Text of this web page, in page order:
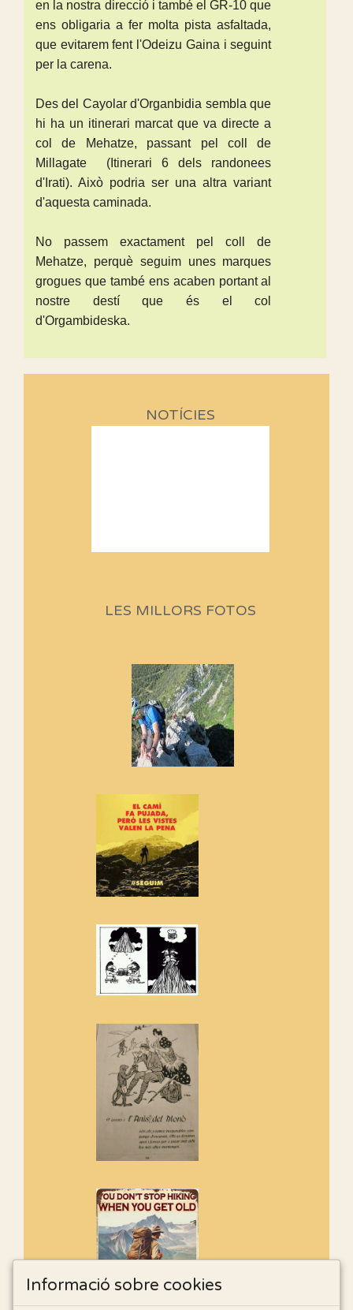
en la nostra direcció i també el GR-10 que
ens obligaria a fer molta pista asfaltada,
que evitarem fent l'Odeizu Gaina i seguint
per la carena.
Des del Cayolar d'Organbidia sembla que
hi ha un itinerari marcat que va directe a
col de Mehatze, passant pel coll de
Millagate (Itinerari 6 dels randonees
d'Irati). Això podria ser una altra variant
d'aquesta caminada.
No passem exactament pel coll de
Mehatze, perquè seguim unes marques
grogues que també ens acaben portant al
nostre destí que és el col
d'Orgambideska.
NOTÍCIES
programació d'aquest any
Si no podem caminar, alguna
cosa hem de fer...
Els Centpeus signen el
Manifest a favor dels Camins
adhereix-te al manifest!
Rebem un diploma dels
Amics de Sant Aniol d'Aguja
Els Centpeus estem implicats
amb la recuperació del refugi i
LES MILLORS FOTOS
Informació sobre cookies